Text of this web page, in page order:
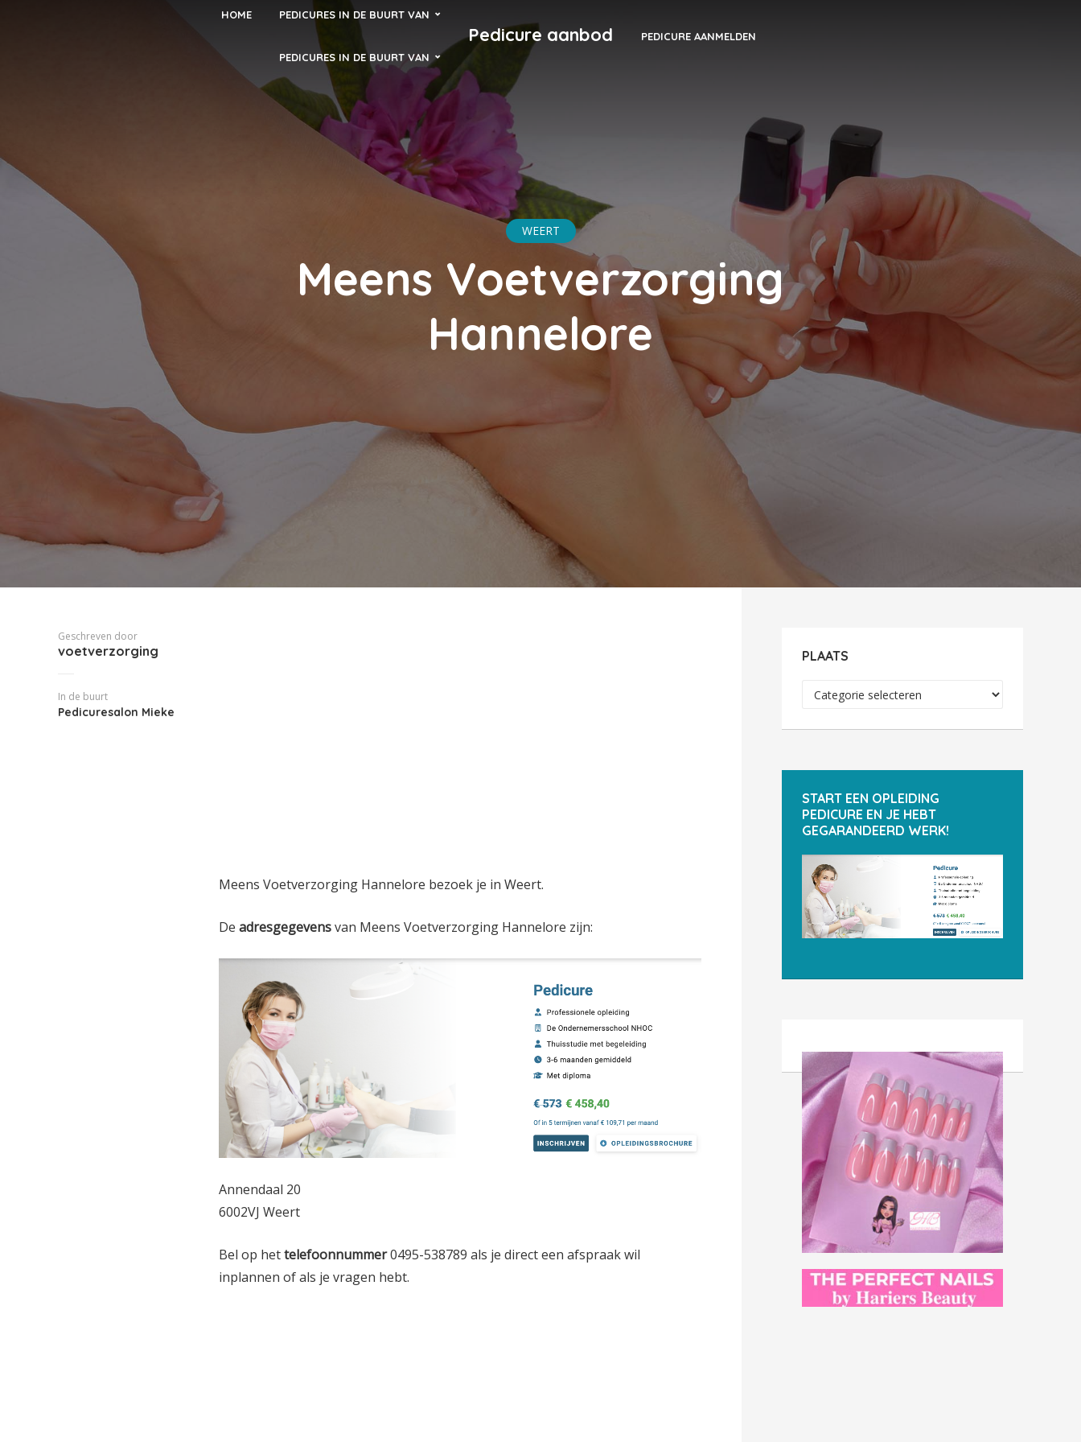
HOME PEDICURES IN DE BUURT VAN
PEDICURES IN DE BUURT VAN
Pedicure aanbod PEDICURE AANMELDEN
WEERT
Meens Voetverzorging
Hannelore
Geschreven door
voetverzorging
In de buurt
Pedicuresalon Mieke
Meens Voetverzorging Hannelore bezoek je in Weert.
De adresgegevensvan Meens Voetverzorging Hannelore zijn:
Annendaal 20
6002VJ Weert
Bel op hettelefoonnummer0495-538789 als je direct een afspraak wil
inplannen of als je vragen hebt.
PLAATS
START EEN OPLEIDING
PEDICURE EN JE HEBT
GEGARANDEERD WERK!